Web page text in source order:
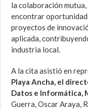
la colaboración
encontrar
proyectos de
aplicada,
industria local.
A la cita asistió en
Playa Ancha, el
Datos e Informática,
Guerra, Oscar Araya,